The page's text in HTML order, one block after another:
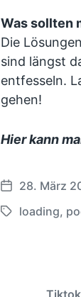
Was sollten
Die
sind längst
entfesseln.
gehen!
Hier kann
V
e
28. März
S
loading,